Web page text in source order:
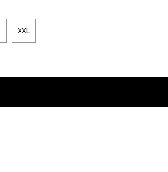
XXL